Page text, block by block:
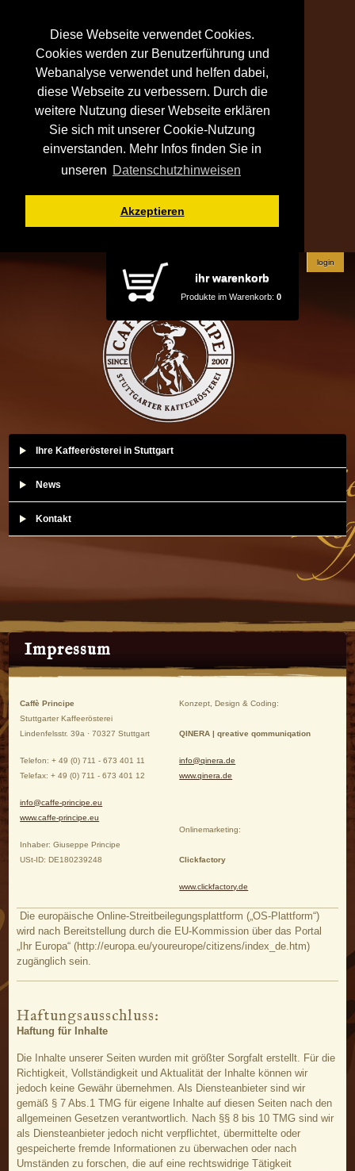
Diese Webseite verwendet Cookies.
Cookies werden zur Benutzerführung und
Webanalyse verwendet und helfen dabei,
diese Webseite zu verbessern. Durch die
weitere Nutzung dieser Webseite erklären
Sie sich mit unserer Cookie-Nutzung
einverstanden. Mehr Infos finden Sie in
unseren Datenschutzhinweisen
Akzeptieren
ihr warenkorb
Produkte im Warenkorb: 0
login
Ihre Kaffeerösterei in Stuttgart
News
Kontakt
Impressum
Caffè Principe
Stuttgarter Kaffeerösterei
Lindenfelsstr. 39a · 70327 Stuttgart
Telefon: + 49 (0) 711 - 673 401 11
Telefax: + 49 (0) 711 - 673 401 12
info@caffe-principe.eu
www.caffe-principe.eu
Inhaber: Giuseppe Principe
USt-ID: DE180239248
Konzept, Design & Coding:
QINERA | qreative qommuniqation
info@qinera.de
www.qinera.de
Onlinemarketing:
Clickfactory
www.clickfactory.de
Die europäische Online-Streitbeilegungsplattform („OS-Plattform“)
wird nach Bereitstellung durch die EU-Kommission über das Portal
„Ihr Europa“ (http://europa.eu/youreurope/citizens/index_de.htm)
zugänglich sein.
Haftungsausschluss:
Haftung für Inhalte
Die Inhalte unserer Seiten wurden mit größter Sorgfalt erstellt. Für die
Richtigkeit, Vollständigkeit und Aktualität der Inhalte können wir
jedoch keine Gewähr übernehmen. Als Diensteanbieter sind wir
gemäß § 7 Abs.1 TMG für eigene Inhalte auf diesen Seiten nach den
allgemeinen Gesetzen verantwortlich. Nach §§ 8 bis 10 TMG sind wir
als Diensteanbieter jedoch nicht verpflichtet, übermittelte oder
gespeicherte fremde Informationen zu überwachen oder nach
Umständen zu forschen, die auf eine rechtswidrige Tätigkeit